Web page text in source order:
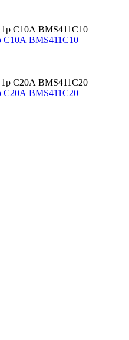
С10А BMS411C10
С20А BMS411C20